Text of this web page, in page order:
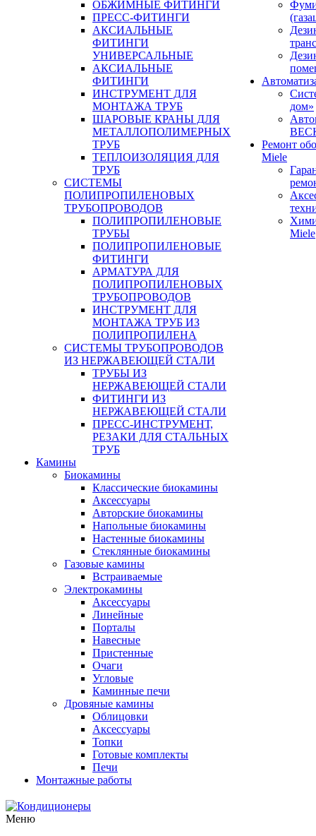
ОБЖИМНЫЕ ФИТИНГИ
ПРЕСС-ФИТИНГИ
АКСИАЛЬНЫЕ
ФИТИНГИ
УНИВЕРСАЛЬНЫЕ
АКСИАЛЬНЫЕ
ФИТИНГИ
ИНСТРУМЕНТ ДЛЯ
МОНТАЖА ТРУБ
ШАРОВЫЕ КРАНЫ ДЛЯ
МЕТАЛЛОПОЛИМЕРНЫХ
ТРУБ
ТЕПЛОИЗОЛЯЦИЯ ДЛЯ
ТРУБ
СИСТЕМЫ
ПОЛИПРОПИЛЕНОВЫХ
ТРУБОПРОВОДОВ
ПОЛИПРОПИЛЕНОВЫЕ
ТРУБЫ
ПОЛИПРОПИЛЕНОВЫЕ
ФИТИНГИ
АРМАТУРА ДЛЯ
ПОЛИПРОПИЛЕНОВЫХ
ТРУБОПРОВОДОВ
ИНСТРУМЕНТ ДЛЯ
МОНТАЖА ТРУБ ИЗ
ПОЛИПРОПИЛЕНА
СИСТЕМЫ ТРУБОПРОВОДОВ
ИЗ НЕРЖАВЕЮЩЕЙ СТАЛИ
ТРУБЫ ИЗ
НЕРЖАВЕЮЩЕЙ СТАЛИ
ФИТИНГИ ИЗ
НЕРЖАВЕЮЩЕЙ СТАЛИ
ПРЕСС-ИНСТРУМЕНТ,
РЕЗАКИ ДЛЯ СТАЛЬНЫХ
ТРУБ
Камины
Биокамины
Классические биокамины
Аксессуары
Авторские биокамины
Напольные биокамины
Настенные биокамины
Стеклянные биокамины
Газовые камины
Встраиваемые
Электрокамины
Аксессуары
Линейные
Порталы
Навесные
Пристенные
Очаги
Угловые
Каминные печи
Дровяные камины
Облицовки
Аксессуары
Топки
Готовые комплекты
Печи
Монтажные работы
дом»
Ремонт
Miele
Miele
Меню